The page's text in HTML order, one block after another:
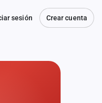
sesión Crear cuenta